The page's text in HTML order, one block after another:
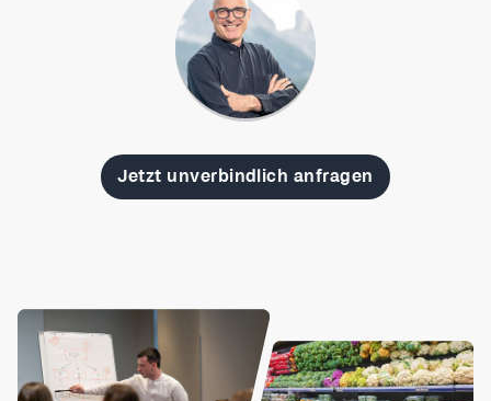
Jetzt unverbindlich anfragen